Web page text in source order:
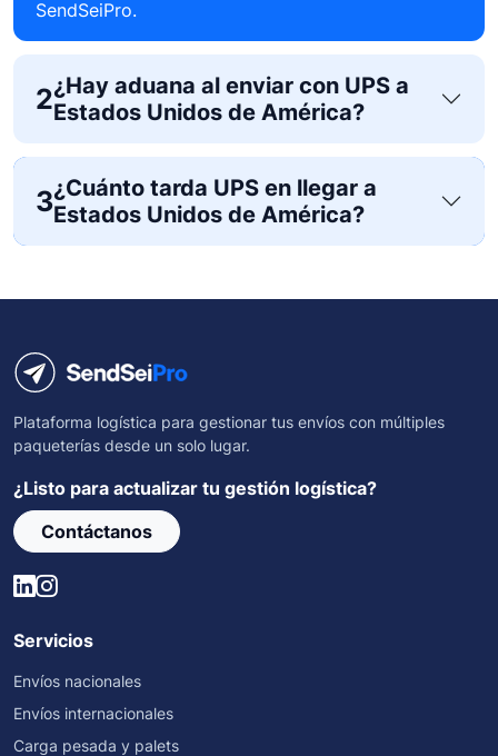
SendSeiPro.
2¿Hay aduana al enviar con UPS a
Estados Unidos de América?
3¿Cuánto tarda UPS en llegar a
Estados Unidos de América?
Plataforma logística para gestionar tus envíos con múltiples
paqueterías desde un solo lugar.
¿Listo para actualizar tu gestión logística?
Contáctanos
Servicios
Envíos nacionales
Envíos internacionales
Carga pesada y palets